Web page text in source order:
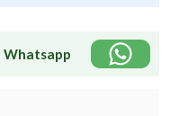
Whatsapp